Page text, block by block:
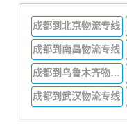
成都到北京物流专线
成都到南昌物流专线
成都到乌鲁木齐物流专线
成都到武汉物流专线